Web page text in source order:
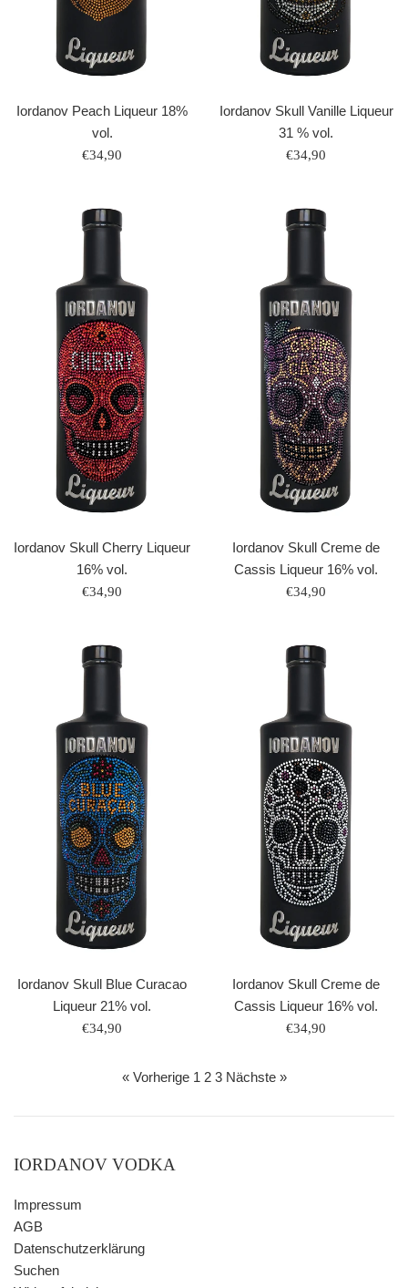
Iordanov Peach Liqueur 18%
vol.
Normaler
€34,90
Iordanov Skull Vanille Liqueur
31 % vol.
Normaler
€34,90
Iordanov Skull Cherry Liqueur
16% vol.
Normaler
€34,90
Iordanov Skull Creme de
Cassis Liqueur 16% vol.
Normaler
€34,90
Iordanov Skull Blue Curacao
Liqueur 21% vol.
Normaler
€34,90
Iordanov Skull Creme de
Cassis Liqueur 16% vol.
Normaler
€34,90
« Vorherige 1 2 3 Nächste »
IORDANOV VODKA
Impressum
AGB
Datenschutzerklärung
Suchen